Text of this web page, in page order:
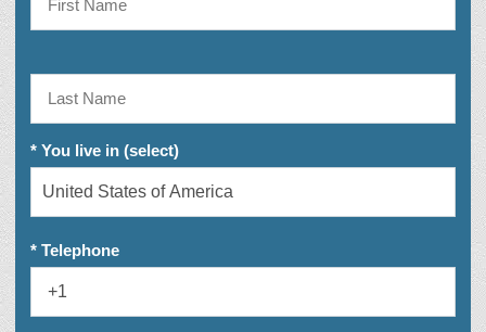
* You live in (select)
* Telephone